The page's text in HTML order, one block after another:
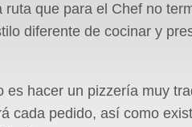
ruta que para el Chef no
diferente de cocinar y
es hacer un pizzería muy
cada pedido, así como